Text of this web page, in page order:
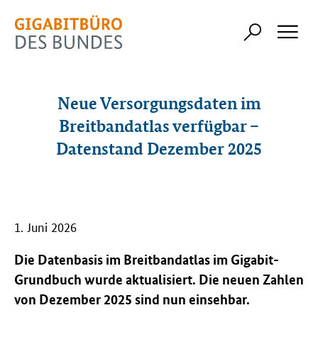
Neue Versorgungsdaten im
Breitbandatlas verfügbar –
Datenstand Dezember 2025
1. Juni 2026
Die Datenbasis im Breitbandatlas im Gigabit-
Grundbuch wurde aktualisiert. Die neuen Zahlen
von Dezember 2025 sind nun einsehbar.